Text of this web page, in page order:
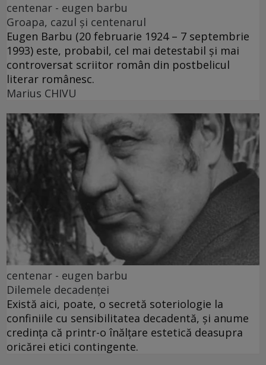
centenar - eugen barbu
Groapa, cazul și centenarul
Eugen Barbu (20 februarie 1924 – 7 septembrie
1993) este, probabil, cel mai detestabil și mai
controversat scriitor român din postbelicul
literar românesc.
Marius CHIVU
centenar - eugen barbu
Dilemele decadenței
Există aici, poate, o secretă soteriologie la
confiniile cu sensibilitatea decadentă, și anume
credința că printr-o înălțare estetică deasupra
oricărei etici contingente.